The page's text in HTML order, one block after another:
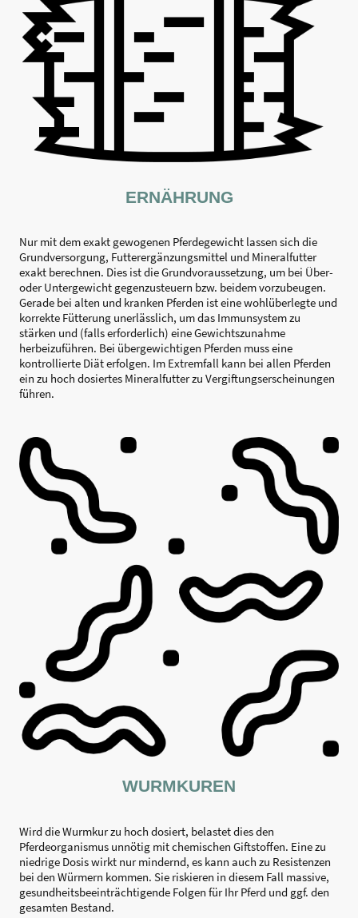
ERNÄHRUNG
Nur mit dem exakt gewogenen Pferdegewicht lassen sich die
Grundversorgung, Futterergänzungsmittel und Mineralfutter
exakt berechnen. Dies ist die Grundvoraussetzung, um bei Über-
oder Untergewicht gegenzusteuern bzw. beidem vorzubeugen.
Gerade bei alten und kranken Pferden ist eine wohlüberlegte und
korrekte Fütterung unerlässlich, um das Immunsystem zu
stärken und (falls erforderlich) eine Gewichtszunahme
herbeizuführen. Bei übergewichtigen Pferden muss eine
kontrollierte Diät erfolgen. Im Extremfall kann bei allen Pferden
ein zu hoch dosiertes Mineralfutter zu Vergiftungserscheinungen
führen.
WURMKUREN
Wird die Wurmkur zu hoch dosiert, belastet dies den
Pferdeorganismus unnötig mit chemischen Giftstoffen. Eine zu
niedrige Dosis wirkt nur mindernd, es kann auch zu Resistenzen
bei den Würmern kommen. Sie riskieren in diesem Fall massive,
gesundheitsbeeinträchtigende Folgen für Ihr Pferd und ggf. den
gesamten Bestand.